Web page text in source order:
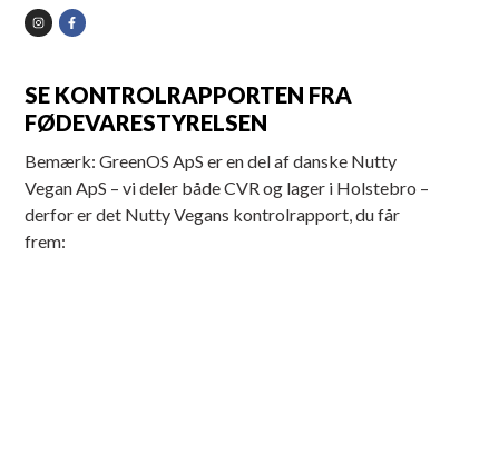
SE KONTROLRAPPORTEN FRA
FØDEVARESTYRELSEN
Bemærk: GreenOS ApS er en del af danske Nutty
Vegan ApS – vi deler både CVR og lager i Holstebro –
derfor er det Nutty Vegans kontrolrapport, du får
frem: